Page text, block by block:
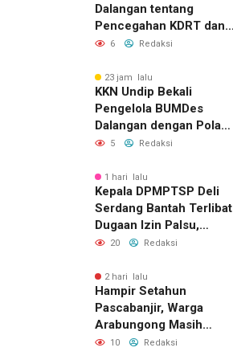
Dalangan tentang
Pencegahan KDRT dan
Komunikasi Keluarga
6 Redaksi
23 jam lalu
KKN Undip Bekali
Pengelola BUMDes
Dalangan dengan Pola
Pikir Inovatif
5 Redaksi
1 hari lalu
Kepala DPMPTSP Deli
Serdang Bantah Terlibat
Dugaan Izin Palsu,
Tegaskan Proses
Jalur Resmi
20 Redaksi
2 hari lalu
Hampir Setahun
Pascabanjir, Warga
Arabungong Masih
Menunggu Bantuan
10 Redaksi